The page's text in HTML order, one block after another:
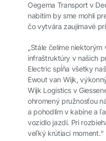
Oegema Transport v
nabitím by sme mohli
čo vytvára zaujímavé
„Stále čelíme
infraštruktúry v našich
Electric spĺňa všetky
Ewout van Wijk,
Wijk Logistics v
ohromený pružnosťou
a pohodlím v kabíne a
vozidlo jazdí. Pri
veľký krútiaci moment.“